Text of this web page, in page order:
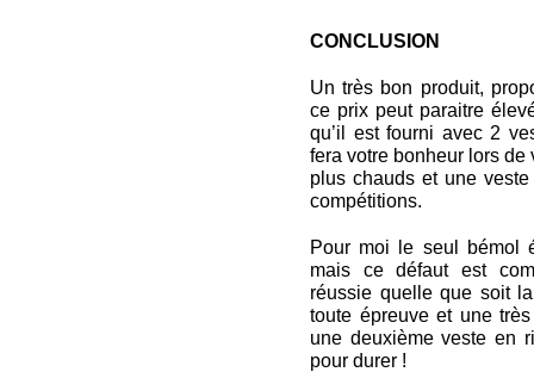
CONCLUSION
Un très bon produit,
ce prix peut paraitre
qu’il est fourni avec 2
fera votre bonheur lors
plus chauds et une
compétitions.
Pour moi le seul bémol
mais ce défaut est
réussie quelle que soit
toute épreuve et une
une deuxième veste en
pour durer !